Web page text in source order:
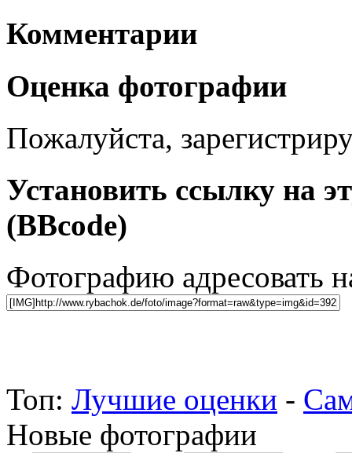
Комментарии
Оценка фотографии
Пожалуйста,
Установить ссылку на
(BBcode)
Фотографию адресовать
Топ: Лучшие оценки -
Новые фотографии